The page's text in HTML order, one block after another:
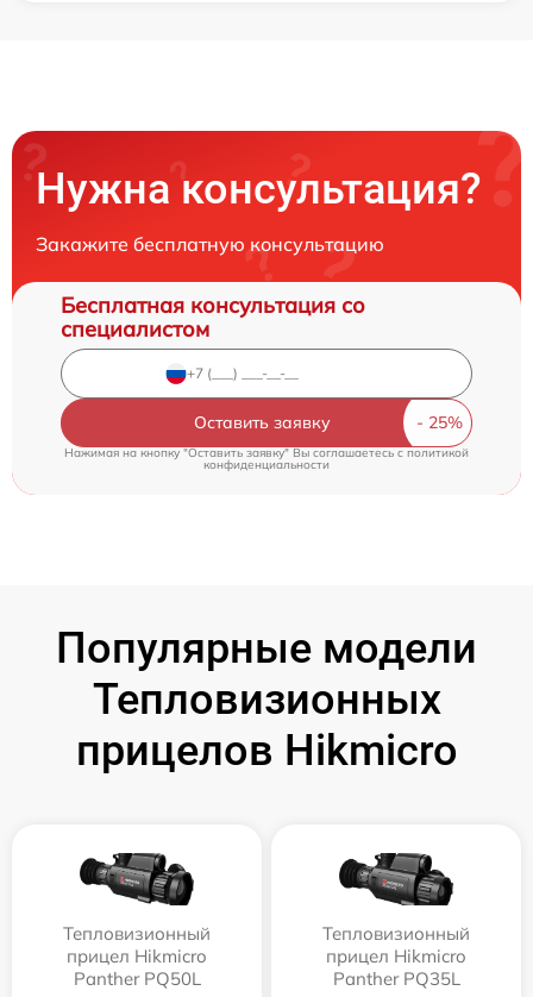
Нужна консультация?
Закажите бесплатную консультацию
Бесплатная консультация со
специалистом
Оставить заявку
Нажимая на кнопку "Оставить заявку" Вы соглашаетесь cполитикой
конфиденциальности
Популярные модели
Тепловизионных
прицелов Hikmicro
Тепловизионный
прицел Hikmicro
Panther PQ50L
Тепловизионный
прицел Hikmicro
Panther PQ35L